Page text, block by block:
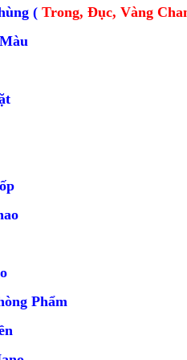
( Trong, Đục, Vàng
Phẩm